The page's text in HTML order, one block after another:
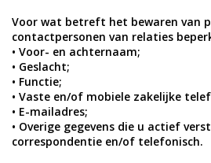
Voor wat betreft het bewaren van
contactpersonen van relaties
• Voor- en achternaam;
• Geslacht;
• Functie;
• Vaste en/of mobiele zakelijke
• E-mailadres;
• Overige gegevens die u actief
correspondentie en/of telefonisch.